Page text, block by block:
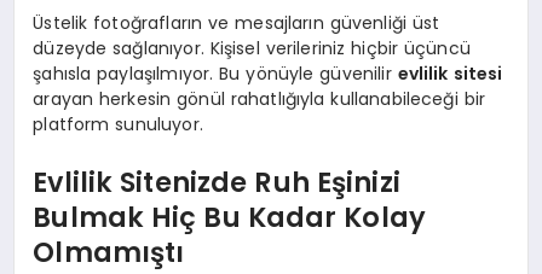
Üstelik fotoğrafların ve mesajların güvenliği üst
düzeyde sağlanıyor. Kişisel verileriniz hiçbir üçüncü
şahısla paylaşılmıyor. Bu yönüyle güvenilir evlilik sitesi
arayan herkesin gönül rahatlığıyla kullanabileceği bir
platform sunuluyor.
Evlilik Sitenizde Ruh Eşinizi
Bulmak Hiç Bu Kadar Kolay
Olmamıştı